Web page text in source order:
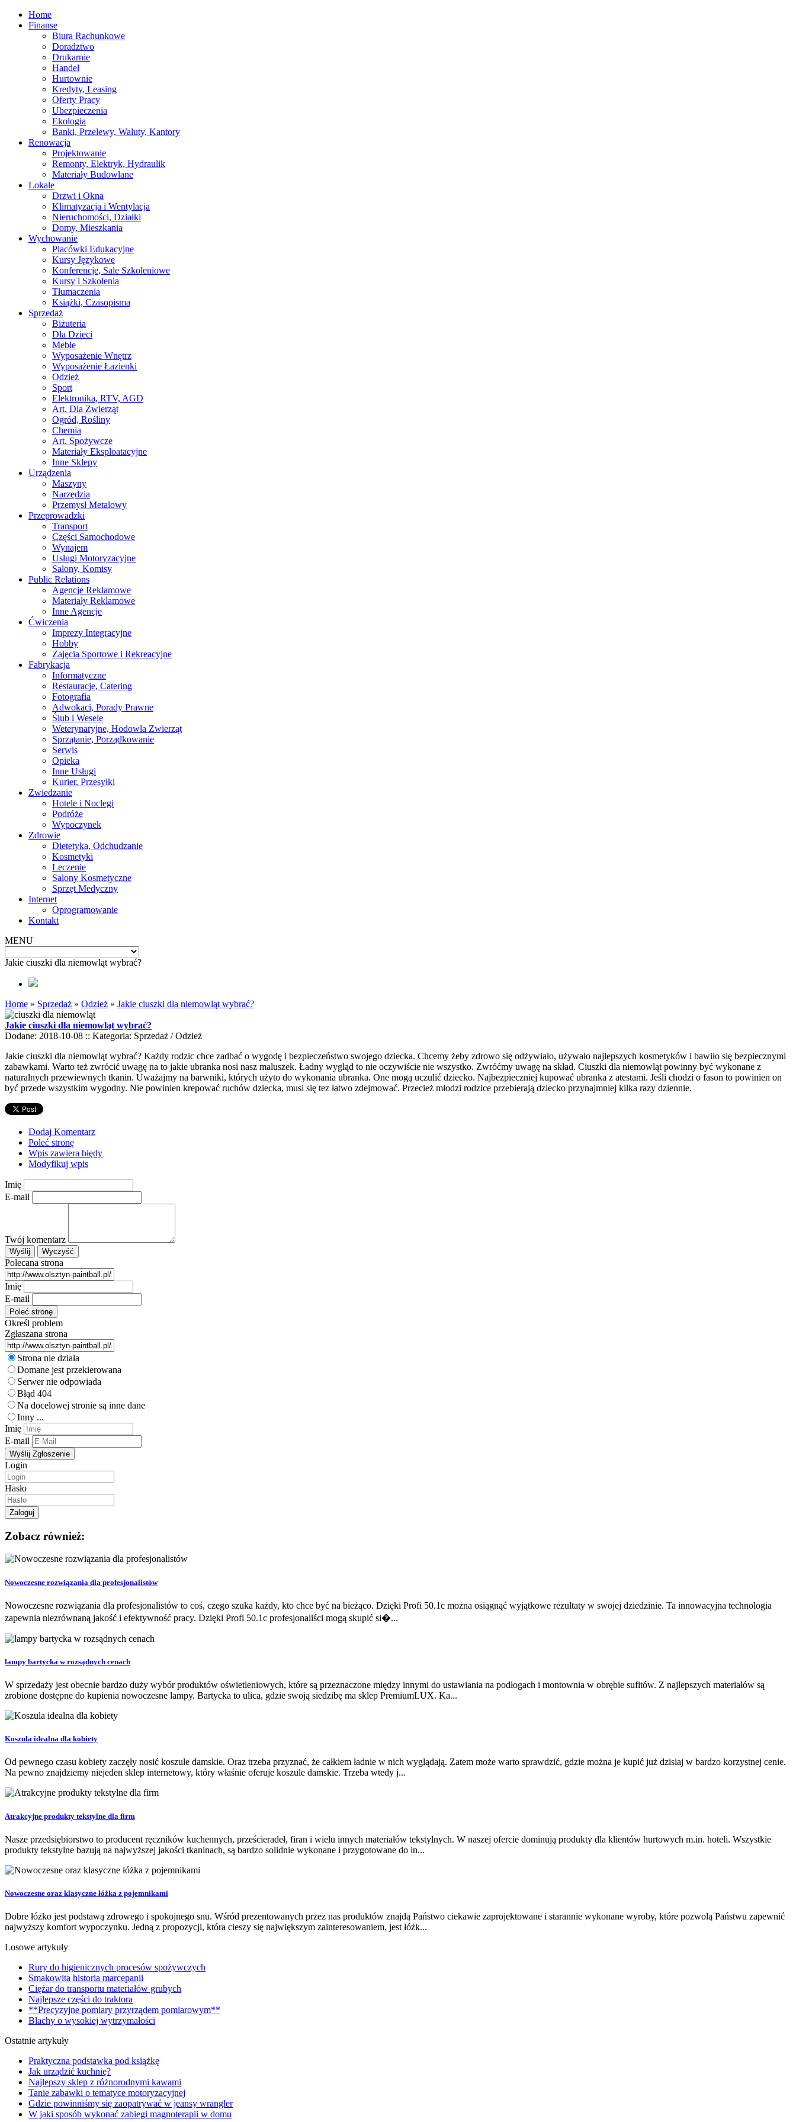
Home
Finanse
Biura Rachunkowe
Doradztwo
Drukarnie
Handel
Hurtownie
Kredyty, Leasing
Oferty Pracy
Ubezpieczenia
Ekologia
Banki, Przelewy, Waluty, Kantory
Renowacja
Projektowanie
Remonty, Elektryk, Hydraulik
Materiały Budowlane
Lokale
Drzwi i Okna
Klimatyzacja i Wentylacja
Nieruchomości, Działki
Domy, Mieszkania
Wychowanie
Placówki Edukacyjne
Kursy Językowe
Konferencje, Sale Szkoleniowe
Kursy i Szkolenia
Tłumaczenia
Książki, Czasopisma
Sprzedaż
Biżuteria
Dla Dzieci
Meble
Wyposażenie Wnętrz
Wyposażenie Łazienki
Odzież
Sport
Elektronika, RTV, AGD
Art. Dla Zwierząt
Ogród, Rośliny
Chemia
Art. Spożywcze
Materiały Eksploatacyjne
Inne Sklepy
Urządzenia
Maszyny
Narzędzia
Przemysł Metalowy
Przeprowadzki
Transport
Części Samochodowe
Wynajem
Usługi Motoryzacyjne
Salony, Komisy
Public Relations
Agencje Reklamowe
Materiały Reklamowe
Inne Agencje
Ćwiczenia
Imprezy Integracyjne
Hobby
Zajęcia Sportowe i Rekreacyjne
Fabrykacja
Informatyczne
Restauracje, Catering
Fotografia
Adwokaci, Porady Prawne
Ślub i Wesele
Weterynaryjne, Hodowla Zwierząt
Sprzątanie, Porządkowanie
Serwis
Opieka
Inne Usługi
Kurier, Przesyłki
Zwiedzanie
Hotele i Noclegi
Podróże
Wypoczynek
Zdrowie
Dietetyka, Odchudzanie
Kosmetyki
Leczenie
Salony Kosmetyczne
Sprzęt Medyczny
Internet
Oprogramowanie
Kontakt
MENU
Jakie ciuszki dla niemowląt wybrać?
Home » Sprzedaż » Odzież » Jakie ciuszki dla niemowląt wybrać?
Jakie ciuszki dla niemowląt wybrać?
Dodane: 2018-10-08 :: Kategoria: Sprzedaż / Odzież
Jakie ciuszki dla niemowląt wybrać? Każdy rodzic chce zadbać o wygodę i bezpieczeństwo swojego dziecka. Chcemy żeby zdrowo się odżywiało, używało najlepszych kosmetyków i bawiło się bezpiecznymi
zabawkami. Warto też zwrócić uwagę na to jakie ubranka nosi nasz maluszek. Ładny wygląd to nie oczywiście nie wszystko. Zwróćmy uwagę na skład. Ciuszki dla niemowląt powinny być wykonane z
naturalnych przewiewnych tkanin. Uważajmy na barwniki, których użyto do wykonania ubranka. One mogą uczulić dziecko. Najbezpieczniej kupować ubranka z atestami. Jeśli chodzi o fason to powinien on
być przede wszystkim wygodny. Nie powinien krepować ruchów dziecka, musi się tez łatwo zdejmować. Przecież młodzi rodzice przebierają dziecko przynajmniej kilka razy dziennie.
Dodaj Komentarz
Poleć stronę
Wpis zawiera błędy
Modyfikuj wpis
Imię
E-mail
Twój komentarz
Polecana strona
Imię
E-mail
Określ problem
Zgłaszana strona
Strona nie działa
Domane jest przekierowana
Serwer nie odpowiada
Błąd 404
Na docelowej stronie są inne dane
Inny ...
Imię
E-mail
Login
Hasło
Zobacz również:
Nowoczesne rozwiązania dla profesjonalistów
Nowoczesne rozwiązania dla profesjonalistów to coś, czego szuka każdy, kto chce być na bieżąco. Dzięki Profi 50.1c można osiągnąć wyjątkowe rezultaty w swojej dziedzinie. Ta innowacyjna technologia
zapewnia niezrównaną jakość i efektywność pracy. Dzięki Profi 50.1c profesjonaliści mogą skupić si�...
lampy bartycka w rozsądnych cenach
W sprzedaży jest obecnie bardzo duży wybór produktów oświetleniowych, które są przeznaczone między innymi do ustawiania na podłogach i montownia w obrębie sufitów. Z najlepszych materiałów są
zrobione dostępne do kupienia nowoczesne lampy. Bartycka to ulica, gdzie swoją siedzibę ma sklep PremiumLUX. Ka...
Koszula idealna dla kobiety
Od pewnego czasu kobiety zaczęły nosić koszule damskie. Oraz trzeba przyznać, że całkiem ładnie w nich wyglądają. Zatem może warto sprawdzić, gdzie można je kupić już dzisiaj w bardzo korzystnej cenie.
Na pewno znajdziemy niejeden sklep internetowy, który właśnie oferuje koszule damskie. Trzeba wtedy j...
Atrakcyjne produkty tekstylne dla firm
Nasze przedsiębiorstwo to producent ręczników kuchennych, prześcieradeł, firan i wielu innych materiałów tekstylnych. W naszej ofercie dominują produkty dla klientów hurtowych m.in. hoteli. Wszystkie
produkty tekstylne bazują na najwyższej jakości tkaninach, są bardzo solidnie wykonane i przygotowane do in...
Nowoczesne oraz klasyczne łóżka z pojemnikami
Dobre łóżko jest podstawą zdrowego i spokojnego snu. Wśród prezentowanych przez nas produktów znajdą Państwo ciekawie zaprojektowane i starannie wykonane wyroby, które pozwolą Państwu zapewnić
najwyższy komfort wypoczynku. Jedną z propozycji, która cieszy się największym zainteresowaniem, jest łóżk...
Losowe artykuły
Rury do higienicznych procesów spożywczych
Smakowita historia marcepanii
Ciężar do transportu materiałów grubych
Najlepsze części do traktora
**Precyzyjne pomiary przyrządem pomiarowym**
Blachy o wysokiej wytrzymałości
Ostatnie artykuły
Praktyczna podstawka pod książkę
Jak urządzić kuchnię?
Najlepszy sklep z różnorodnymi kawami
Tanie zabawki o tematyce motoryzacyjnej
Gdzie powinniśmy się zaopatrywać w jeansy wrangler
W jaki sposób wykonać zabiegi magnoterapii w domu